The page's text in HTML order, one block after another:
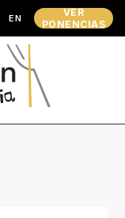
EN
VER
PONENCIAS